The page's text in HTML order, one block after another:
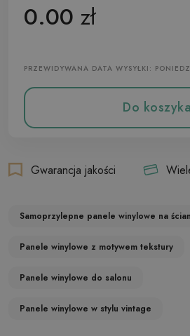
0.00 zł
PRZEWIDYWANA DATA WYSYŁKI:
Do koszyka
Gwarancja jakości
Samoprzylepne panele winylowe na
Panele winylowe z motywem tekstury
Panele winylowe do salonu
Panele winylowe w stylu vintage